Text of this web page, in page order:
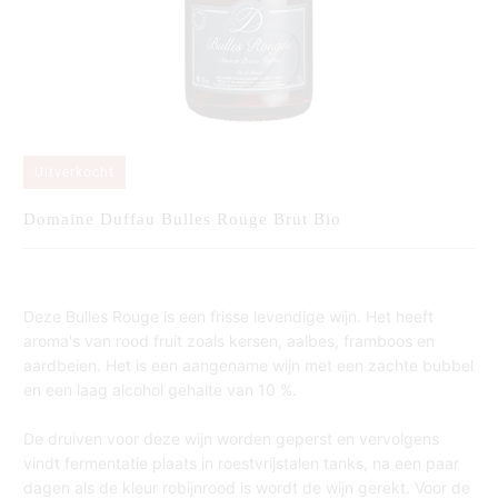
Domaine Duffau Bulles Rouge Brut Bio
Deze Bulles Rouge is een frisse levendige wijn. Het heeft
aroma's van rood fruit zoals kersen, aalbes, framboos en
aardbeien. Het is een aangename wijn met een zachte bubbel
en een laag alcohol gehalte van 10 %.
De druiven voor deze wijn worden geperst en vervolgens
vindt fermentatie plaats in roestvrijstalen tanks, na een paar
dagen als de kleur robijnrood is wordt de wijn gerekt. Voor de